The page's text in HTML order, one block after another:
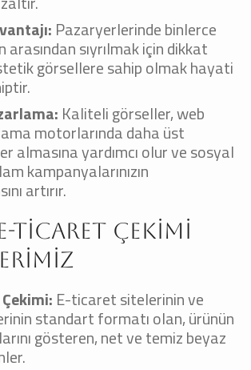
Pazaryerlerinde binlerce
arasından sıyrılmak için dikkat
görsellere sahip olmak hayati
Kaliteli görseller, web
motorlarında daha üst
almasına yardımcı olur ve sosyal
kampanyalarınızın
artırır.
ticaret Çekimi
E-ticaret sitelerinin ve
standart formatı olan, ürünün
gösteren, net ve temiz beyaz